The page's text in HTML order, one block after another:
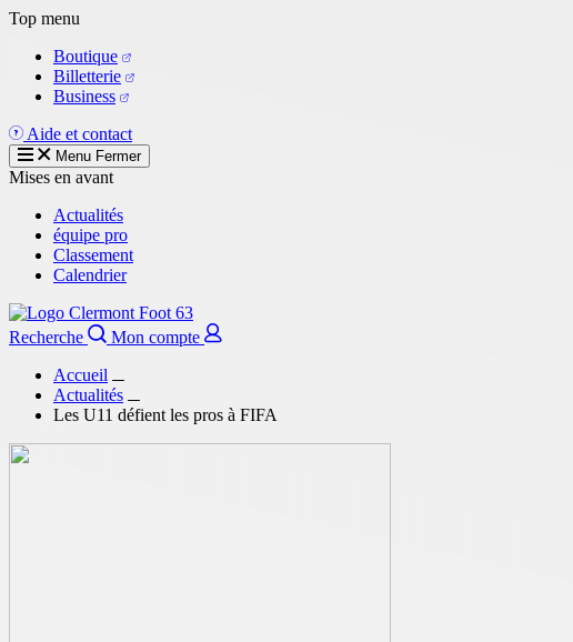
Aller
contenu
principal
Top menu
Boutique
Billetterie
Business
Aide et contact
Menu Fermer
Mises en avant
Actualités
équipe pro
Classement
Calendrier
Recherche
Mon compte
Accueil
Actualités
Les U11 défient les pros à FIFA